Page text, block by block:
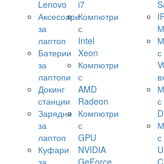
Lenovo
Аксесоари
за
лаптоп
Батерии
за
лаптопи
Докинг
станции
Зарядни
за
лаптоп
Куфари
за
i7
Компютри
с
Intel
Xeon
Компютри
с
AMD
Radeon
Компютри
с
GPU
NVIDIA
GeForce
с
с
с
C